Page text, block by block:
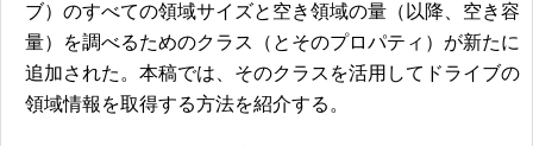
ブ）のすべての領域サイズと空き領域の量（以降、空き容
量）を調べるためのクラス（とそのプロパティ）が新たに
追加された。本稿では、そのクラスを活用してドライブの
領域情報を取得する方法を紹介する。